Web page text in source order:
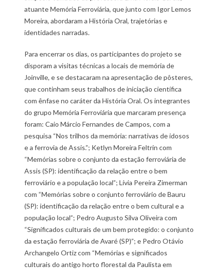
atuante Memória Ferroviária, que junto com Igor Lemos
Moreira, abordaram a História Oral, trajetórias e
identidades narradas.
Para encerrar os dias, os participantes do projeto se
disporam a visitas técnicas a locais de memória de
Joinville, e se destacaram na apresentação de pôsteres,
que continham seus trabalhos de iniciação científica
com ênfase no caráter da História Oral. Os integrantes
do grupo Memória Ferroviária que marcaram presença
foram: Caio Márcio Fernandes de Campos, com a
pesquisa “Nos trilhos da memória: narrativas de idosos
e a ferrovia de Assis.”; Ketlyn Moreira Feltrin com
“Memórias sobre o conjunto da estação ferroviária de
Assis (SP): identificação da relação entre o bem
ferroviário e a população local”; Lívia Pereira Zimerman
com “Memórias sobre o conjunto ferroviário de Bauru
(SP): identificação da relação entre o bem cultural e a
população local”; Pedro Augusto Silva Oliveira com
“Significados culturais de um bem protegido: o conjunto
da estação ferroviária de Avaré (SP)”; e Pedro Otávio
Archangelo Ortiz com “Memórias e significados
culturais do antigo horto florestal da Paulista em